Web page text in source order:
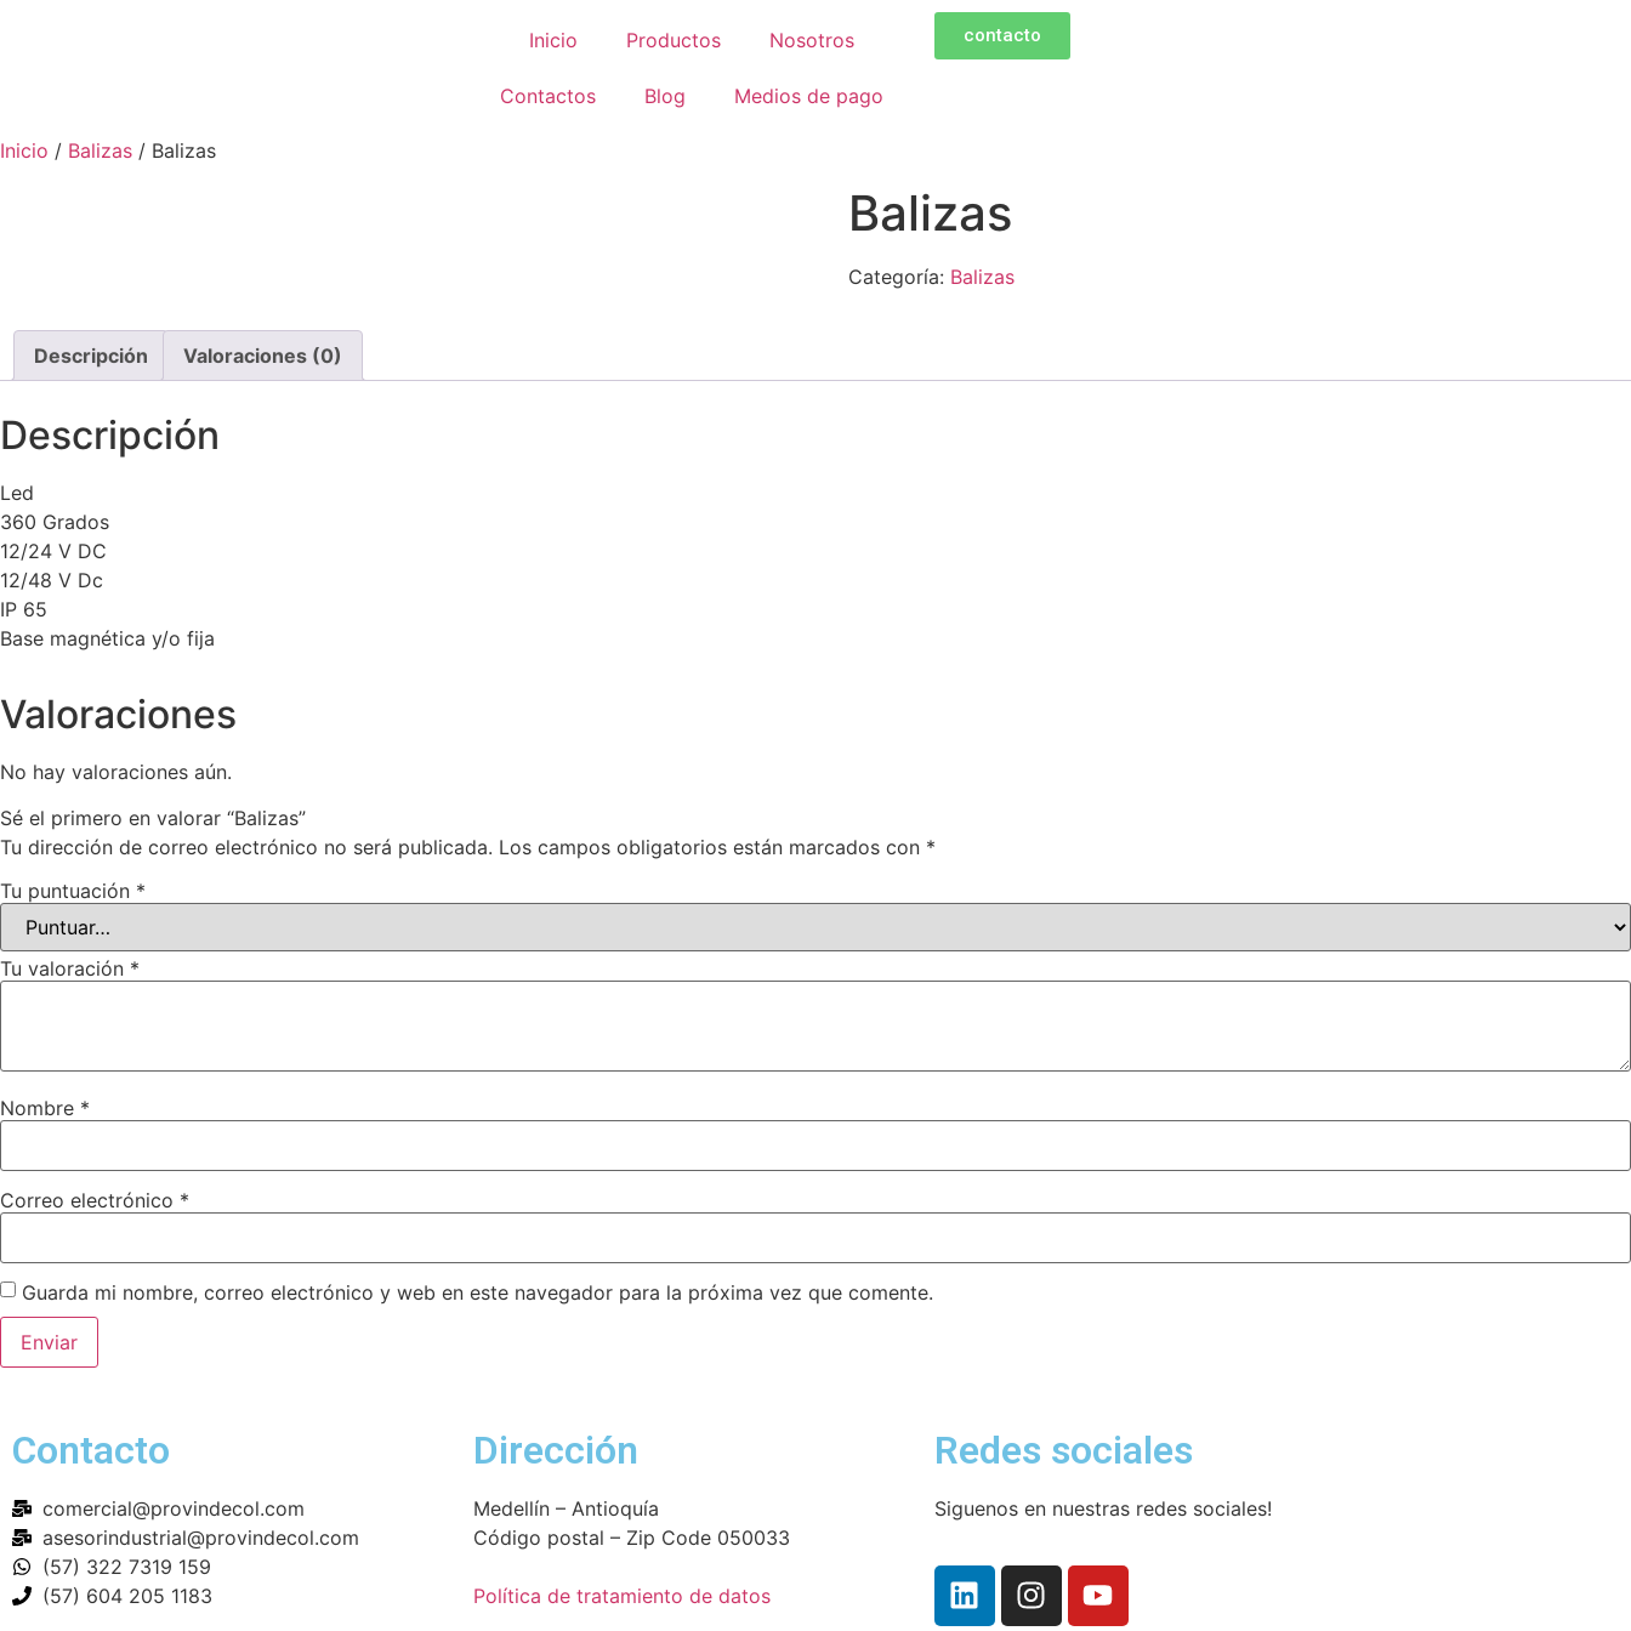
Inicio Productos Nosotros
Contactos Blog Medios de pago
contacto
Inicio / Balizas / Balizas
Balizas
Categoría: Balizas
Descripción Valoraciones (0)
Descripción
Led
360 Grados
12/24 V DC
12/48 V Dc
IP 65
Base magnética y/o fija
Valoraciones
No hay valoraciones aún.
Sé el primero en valorar “Balizas”
Tu dirección de correo electrónico no será publicada. Los campos obligatorios están marcados con *
Tu puntuación *
Tu valoración *
Nombre *
Correo electrónico *
Guarda mi nombre, correo electrónico y web en este navegador para la próxima vez que comente.
Contacto
comercial@provindecol.com
asesorindustrial@provindecol.com
(57) 322 7319 159
(57) 604 205 1183
Dirección
Medellín – Antioquía
Código postal – Zip Code 050033
Política de tratamiento de datos
Redes sociales
Siguenos en nuestras redes sociales!